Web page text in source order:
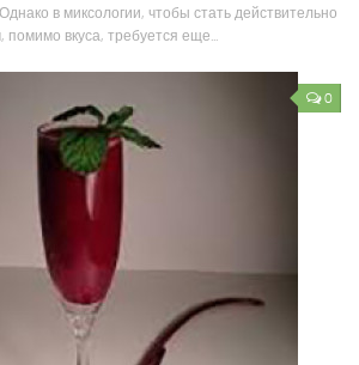
в миксологии, чтобы стать действительно
помимо вкуса, требуется еще...
0